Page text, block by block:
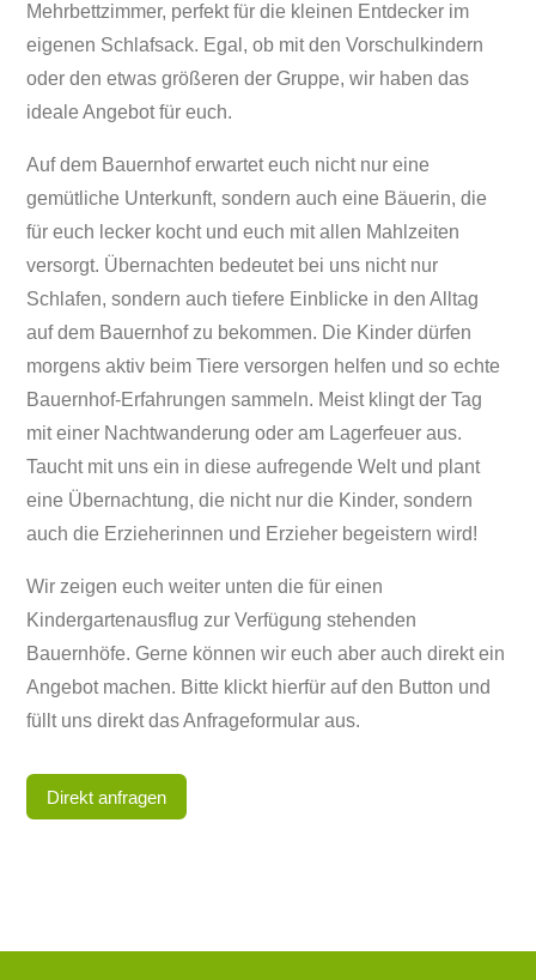
Mehrbettzimmer, perfekt für die kleinen Entdecker im
eigenen Schlafsack. Egal, ob mit den Vorschulkindern
oder den etwas größeren der Gruppe, wir haben das
ideale Angebot für euch.
Auf dem Bauernhof erwartet euch nicht nur eine
gemütliche Unterkunft, sondern auch eine Bäuerin, die
für euch lecker kocht und euch mit allen Mahlzeiten
versorgt. Übernachten bedeutet bei uns nicht nur
Schlafen, sondern auch tiefere Einblicke in den Alltag
auf dem Bauernhof zu bekommen. Die Kinder dürfen
morgens aktiv beim Tiere versorgen helfen und so echte
Bauernhof-Erfahrungen sammeln. Meist klingt der Tag
mit einer Nachtwanderung oder am Lagerfeuer aus.
Taucht mit uns ein in diese aufregende Welt und plant
eine Übernachtung, die nicht nur die Kinder, sondern
auch die Erzieherinnen und Erzieher begeistern wird!
Wir zeigen euch weiter unten die für einen
Kindergartenausflug zur Verfügung stehenden
Bauernhöfe. Gerne können wir euch aber auch direkt ein
Angebot machen. Bitte klickt hierfür auf den Button und
füllt uns direkt das Anfrageformular aus.
Direkt anfragen